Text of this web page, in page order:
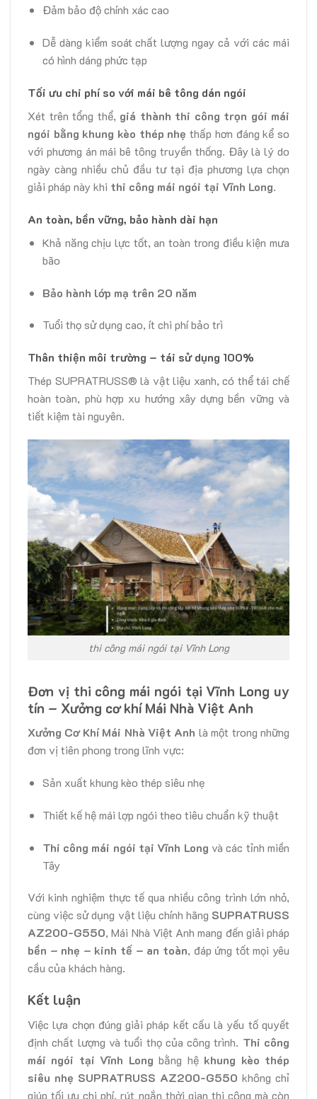
Đảm bảo độ chính xác cao
Dễ dàng kiểm soát chất lượng ngay cả với các mái
có hình dáng phức tạp
Tối ưu chi phí so với mái bê tông dán ngói
Xét trên tổng thể, giá thành thi công trọn gói mái
ngói bằng khung kèo thép nhẹ thấp hơn đáng kể so
với phương án mái bê tông truyền thống. Đây là lý do
ngày càng nhiều chủ đầu tư tại địa phương lựa chọn
giải pháp này khi thi công mái ngói tại Vĩnh Long.
An toàn, bền vững, bảo hành dài hạn
Khả năng chịu lực tốt, an toàn trong điều kiện mưa
bão
Bảo hành lớp mạ trên 20 năm
Tuổi thọ sử dụng cao, ít chi phí bảo trì
Thân thiện môi trường – tái sử dụng 100%
Thép SUPRATRUSS® là vật liệu xanh, có thể tái chế
hoàn toàn, phù hợp xu hướng xây dựng bền vững và
tiết kiệm tài nguyên.
thi công mái ngói tại Vĩnh Long
Đơn vị thi công mái ngói tại Vĩnh Long uy
tín – Xưởng cơ khí Mái Nhà Việt Anh
Xưởng Cơ Khí Mái Nhà Việt Anh là một trong những
đơn vị tiên phong trong lĩnh vực:
Sản xuất khung kèo thép siêu nhẹ
Thiết kế hệ mái lợp ngói theo tiêu chuẩn kỹ thuật
Thi công mái ngói tại Vĩnh Long và các tỉnh miền
Tây
Với kinh nghiệm thực tế qua nhiều công trình lớn nhỏ,
cùng việc sử dụng vật liệu chính hãng SUPRATRUSS
AZ200-G550, Mái Nhà Việt Anh mang đến giải pháp
bền – nhẹ – kinh tế – an toàn, đáp ứng tốt mọi yêu
cầu của khách hàng.
Kết luận
Việc lựa chọn đúng giải pháp kết cấu là yếu tố quyết
định chất lượng và tuổi thọ của công trình. Thi công
mái ngói tại Vĩnh Long bằng hệ khung kèo thép
siêu nhẹ SUPRATRUSS AZ200-G550 không chỉ
giúp tối ưu chi phí, rút ngắn thời gian thi công mà còn